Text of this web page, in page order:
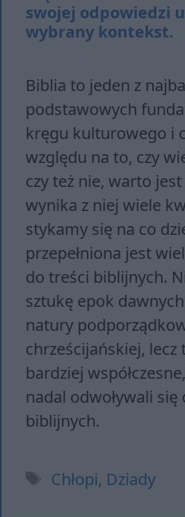
swojej odpowiedzi
wybrany kontekst.
Biblia to jeden z
podstawowych
kręgu kulturowego i
względu na to, czy
czy też nie, warto
wynika z niej wiele
stykamy się na co
przepełniona jest
do treści biblijnych.
sztukę epok
natury
chrześcijańskiej, lecz
bardziej
nadal odwoływali
biblijnych.
Tagi
Chłopi, Dziady